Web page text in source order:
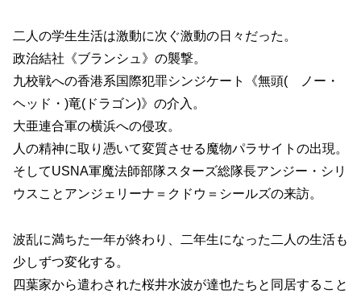
二人の学生生活は激動に次ぐ激動の日々だった。
政治結社《ブランシュ》の襲撃。
九校戦への香港系国際犯罪シンジケート《無頭( ノー・
ヘッド・)竜(ドラゴン)》の介入。
大亜連合軍の横浜への侵攻。
人の精神に取り憑いて変質させる魔物パラサイトの出現。
そしてUSNA軍魔法師部隊スターズ総隊長アンジー・シリ
ウスことアンジェリーナ＝クドウ＝シールズの来訪。
波乱に満ちた一年が終わり、二年生になった二人の生活も
少しずつ変化する。
四葉家から遣わされた桜井水波が達也たちと同居すること